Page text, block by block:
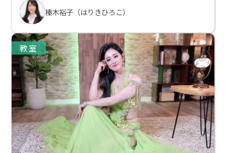
榛木裕子（はりきひろこ）
教室